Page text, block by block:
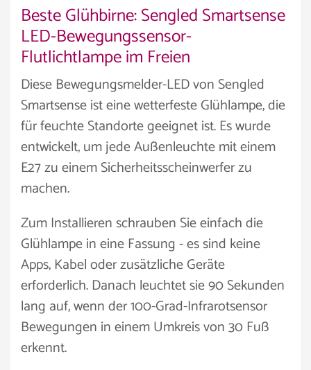
Beste Glühbirne: Sengled Smartsense
LED-Bewegungssensor-
Flutlichtlampe im Freien
Diese Bewegungsmelder-LED von Sengled
Smartsense ist eine wetterfeste Glühlampe, die
für feuchte Standorte geeignet ist. Es wurde
entwickelt, um jede Außenleuchte mit einem
E27 zu einem Sicherheitsscheinwerfer zu
machen.
Zum Installieren schrauben Sie einfach die
Glühlampe in eine Fassung - es sind keine
Apps, Kabel oder zusätzliche Geräte
erforderlich. Danach leuchtet sie 90 Sekunden
lang auf, wenn der 100-Grad-Infrarotsensor
Bewegungen in einem Umkreis von 30 Fuß
erkennt.